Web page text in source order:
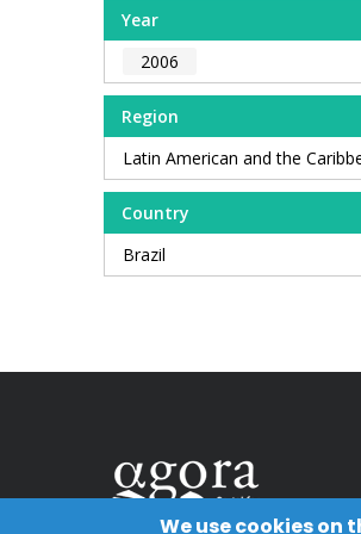
Year
2006
Region
Latin American and the
Country
Brazil
We use cookies on